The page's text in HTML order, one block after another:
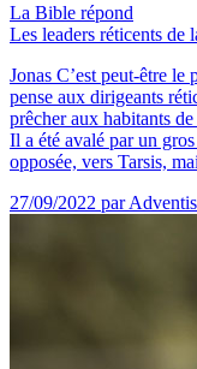
La Bible répond
Les leaders réticents de
Jonas C’est peut-être
pense aux dirigeants
prêcher aux habitants
Il a été avalé par un
opposée, vers Tarsis,
27/09/2022 par